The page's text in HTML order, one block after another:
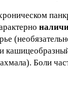
Боли